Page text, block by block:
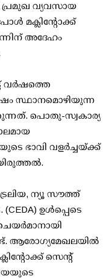
പ്രമുഖ വ്യവസായ
മക്ലിന്റോക്ക്
അദേഹം
വർഷത്തെ
സ്ഥാനമൊഴിയുന്ന
പൊതു-സ്വകാര്യ
ഭാവി വളർച്ചയ്ക്ക്
ന്യൂ സൗത്ത്
ഉൾപ്പെടെ
ആരോഗ്യമേഖലയിൽ
സെന്റ്